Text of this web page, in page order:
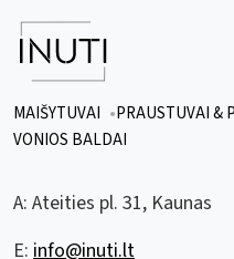
MAIŠYTUVAI PRAUSTUVAI &
VONIOS BALDAI
A: Ateities pl. 31, Kaunas
E: info@inuti.lt